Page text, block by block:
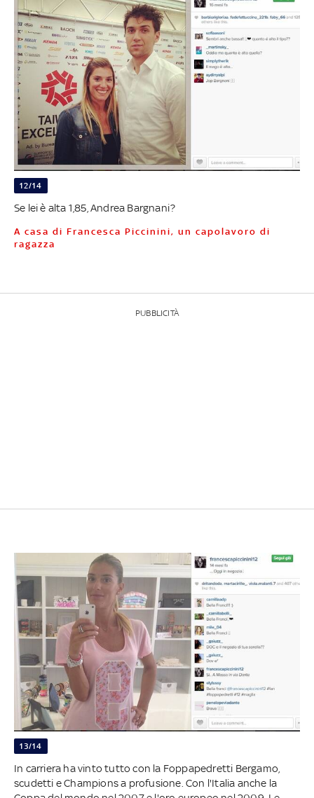
12/14
Se lei è alta 1,85, Andrea Bargnani?
A casa di Francesca Piccinini, un capolavoro di
ragazza
PUBBLICITÀ
13/14
In carriera ha vinto tutto con la Foppapedretti Bergamo,
scudetti e Champions a profusione. Con l'Italia anche la